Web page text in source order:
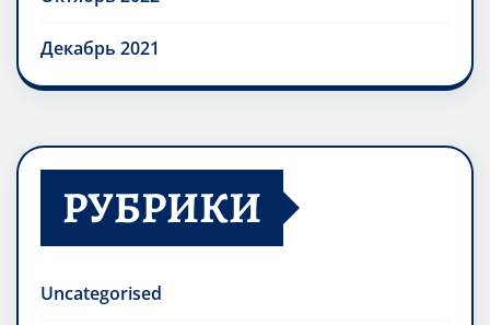
Декабрь 2021
РУБРИКИ
Uncategorised